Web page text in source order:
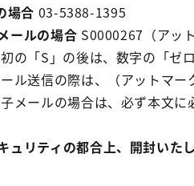
場合 03-5388-1395
ールの場合 S0000267（アッ
の「S」の後は、数字の「ゼ
ル送信の際は、（アットマー
メールの場合は、必ず本文に
ュリティの都合上、開封いた